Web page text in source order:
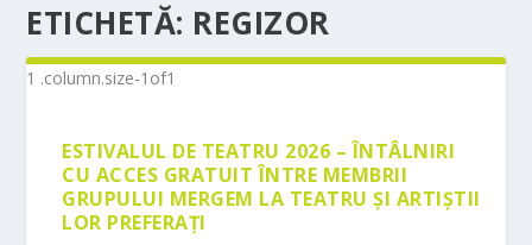
ETICHETĂ: REGIZOR
ESTIVALUL DE TEATRU 2026 – ÎNTÂLNIRI
CU ACCES GRATUIT ÎNTRE MEMBRII
GRUPULUI MERGEM LA TEATRU ȘI ARTIȘTII
LOR PREFERAȚI